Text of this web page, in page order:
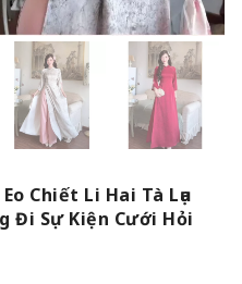
Chiết Li Hai Tà Lụa
Đi Sự Kiện Cưới Hỏi